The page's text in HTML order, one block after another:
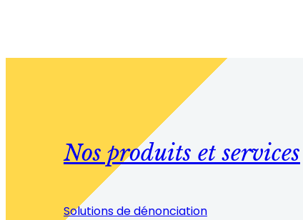
Nos produits et services
Solutions de dénonciation